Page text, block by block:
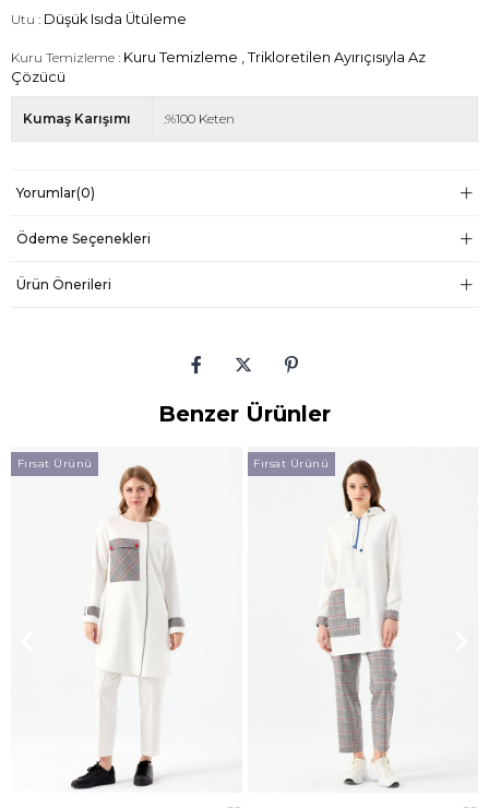
Utu : Düşük Isıda Ütüleme
Kuru Temizleme : Kuru Temizleme , Trikloretilen Ayırıçısıyla Az
Çözücü
Kumaş Karışımı :%100 Keten
Yorumlar(0)
Ödeme Seçenekleri
Ürün Önerileri
Benzer Ürünler
Fırsat Ürünü Fırsat Ürünü